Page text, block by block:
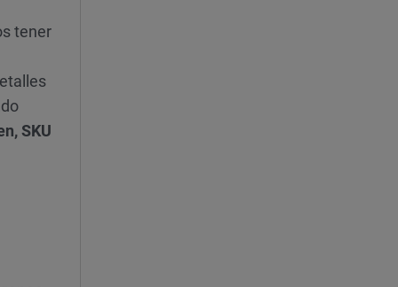
tener
SKU